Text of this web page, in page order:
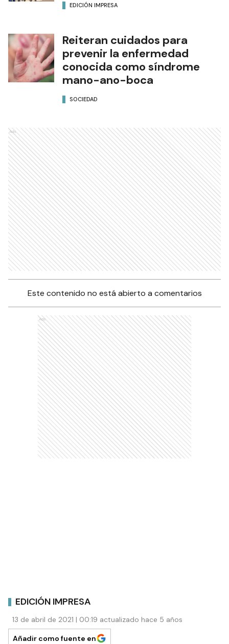
EDICIÓN IMPRESA
Reiteran cuidados para
prevenir la enfermedad
conocida como síndrome
mano-ano-boca
SOCIEDAD
Ads
Este contenido no está abierto a comentarios
Ads
EDICIÓN IMPRESA
13 de abril de 2021 | 00:19 actualizado hace 5 años
Añadir como fuente en